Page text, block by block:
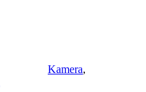
Kamera,